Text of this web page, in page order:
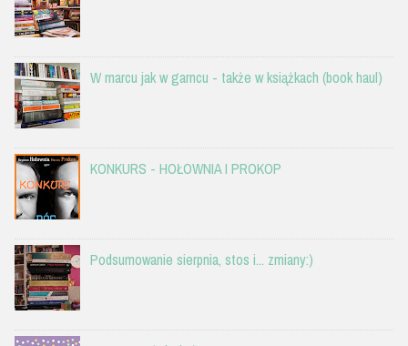
W marcu jak w garncu - także w książkach (book haul)
KONKURS - HOŁOWNIA I PROKOP
Podsumowanie sierpnia, stos i... zmiany:)